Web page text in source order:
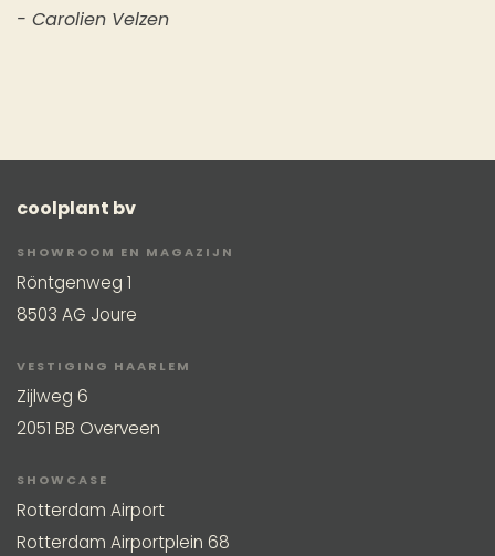
- Carolien Velzen
coolplant bv
SHOWROOM EN MAGAZIJN
Röntgenweg 1
8503 AG Joure
VESTIGING HAARLEM
Zijlweg 6
2051 BB Overveen
SHOWCASE
Rotterdam Airport
Rotterdam Airportplein 68